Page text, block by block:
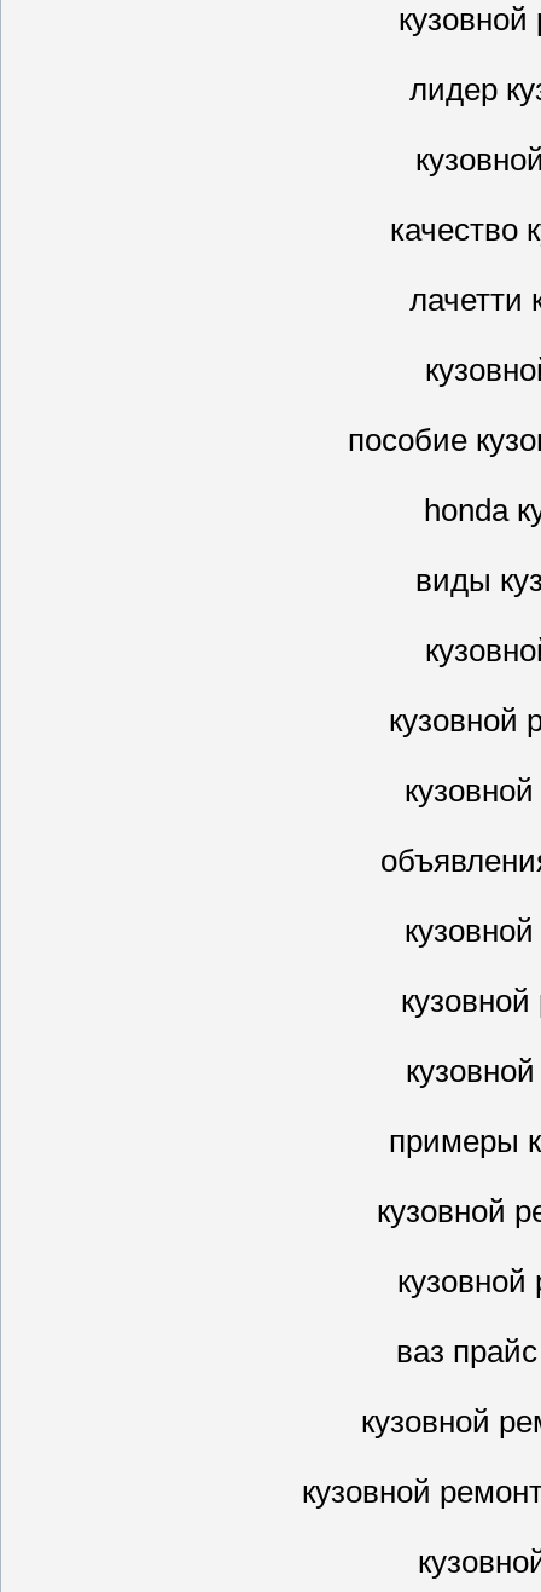
лидер
качество
лачетти
пособие
honda
виды
кузовной
примеры
кузовной
ваз
кузовной
кузовной